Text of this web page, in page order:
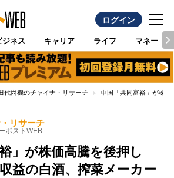
ログイン
ジネス キャリア ライフ マネー
代尚機のチャイナ・リサーチ 中国「共同富裕」が株
リサーチ
ポストWEB
」が株価高騰を後押し
益の白酒、搾菜メーカー